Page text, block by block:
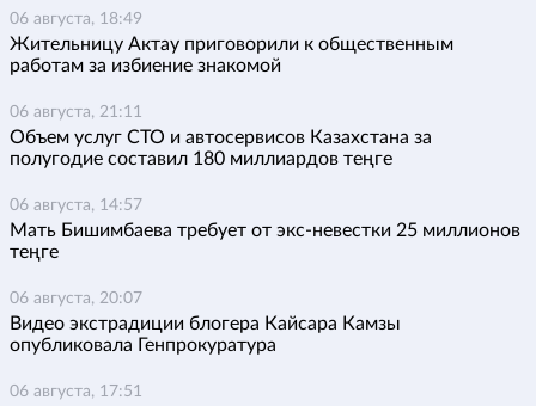
06 августа, 18:49
Жительницу Актау приговорили к общественным
работам за избиение знакомой
06 августа, 21:11
Объем услуг СТО и автосервисов Казахстана за
полугодие составил 180 миллиардов теңге
06 августа, 14:57
Мать Бишимбаева требует от экс-невестки 25 миллионов
теңге
06 августа, 20:07
Видео экстрадиции блогера Кайсара Камзы
опубликовала Генпрокуратура
06 августа, 17:51